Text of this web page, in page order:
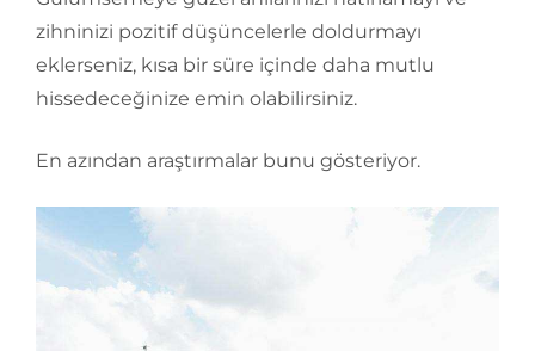
zihninizi pozitif düşüncelerle doldurmayı
eklerseniz, kısa bir süre içinde daha mutlu
hissedeceğinize emin olabilirsiniz.
En azından araştırmalar bunu gösteriyor.